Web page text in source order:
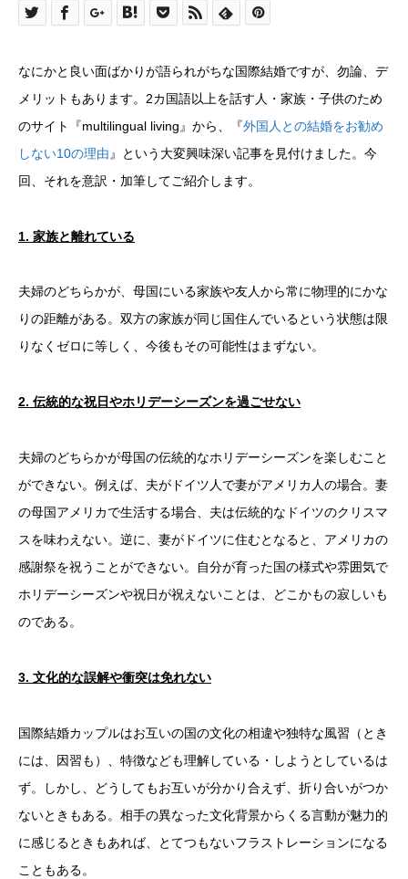
なにかと良い面ばかりが語られがちな国際結婚ですが、勿論、デ
メリットもあります。2カ国語以上を話す人・家族・子供のため
のサイト『multilingual living』から、『外国人との結婚をお勧め
しない10の理由 』という大変興味深い記事を見付けました。今
回、それを意訳・加筆してご紹介します。
1. 家族と離れている
夫婦のどちらかが、母国にいる家族や友人から常に物理的にかな
りの距離がある。双方の家族が同じ国住んでいるという状態は限
りなくゼロに等しく、今後もその可能性はまずない。
2. 伝統的な祝日やホリデーシーズンを過ごせない
夫婦のどちらかが母国の伝統的なホリデーシーズンを楽しむこと
ができない。例えば、夫がドイツ人で妻がアメリカ人の場合。妻
の母国アメリカで生活する場合、夫は伝統的なドイツのクリスマ
スを味わえない。逆に、妻がドイツに住むとなると、アメリカの
感謝祭を祝うことができない。自分が育った国の様式や雰囲気で
ホリデーシーズンや祝日が祝えないことは、どこかもの寂しいも
のである。
3. 文化的な誤解や衝突は免れない
国際結婚カップルはお互いの国の文化の相違や独特な風習（とき
には、因習も）、特徴なども理解している・しようとしているは
ず。しかし、どうしてもお互いが分かり合えず、折り合いがつか
ないときもある。相手の異なった文化背景からくる言動が魅力的
に感じるときもあれば、とてつもないフラストレーションになる
こともある。